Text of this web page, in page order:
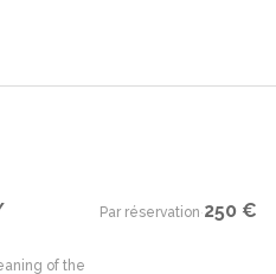
of the
Par réservation·250 €